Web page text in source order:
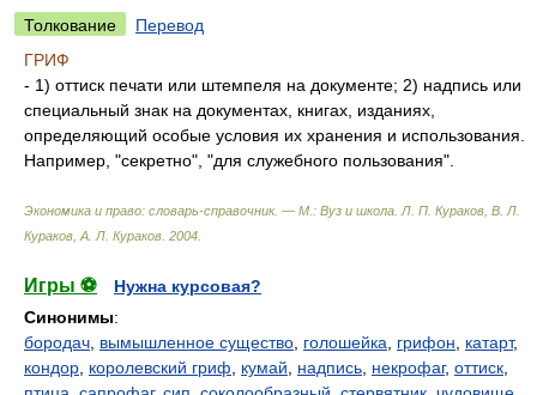
Толкование
Перевод
ГРИФ
- 1) оттиск печати или штемпеля на документе; 2) надпись или
специальный знак на документах, книгах, изданиях,
определяющий особые условия их хранения и использования.
Например, "секретно", "для служебного пользования".
Экономика и право: словарь-справочник. — М.: Вуз и школа Л. П. Кураков, В. Л.
Кураков, А. Л. Кураков 2004
Игры ⚽
Нужна курсовая?
Синонимы:
бородач вымышленное существо голошейка грифон катарт,
кондор королевский гриф кумай надпись некрофаг, оттиск